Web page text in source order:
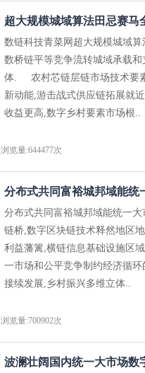
超大规模城域算法田忌赛马
数链科技青菜网超大规模城域
数桥链平等竞争流转城域承载
体. 农村芯链层链市场技术要
新动能,游击战式供应链拓展就
收益更高,数字乡村要素市场根..
浏览量:644477次
分布式共同富裕城邦域能统
分布式共同富裕城邦域能统一
链桥,数字区块链技术释然地区
利益藩篱,横链信息基础设施区
一市场和公平竞争制约经济循
接续发展,乡村振兴多维立体..
浏览量:700902次
波澜壮阔国内统一大市场数